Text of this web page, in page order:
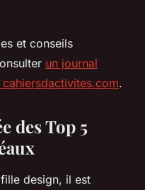
et conseils
un journal
.
des Top 5
design, il est